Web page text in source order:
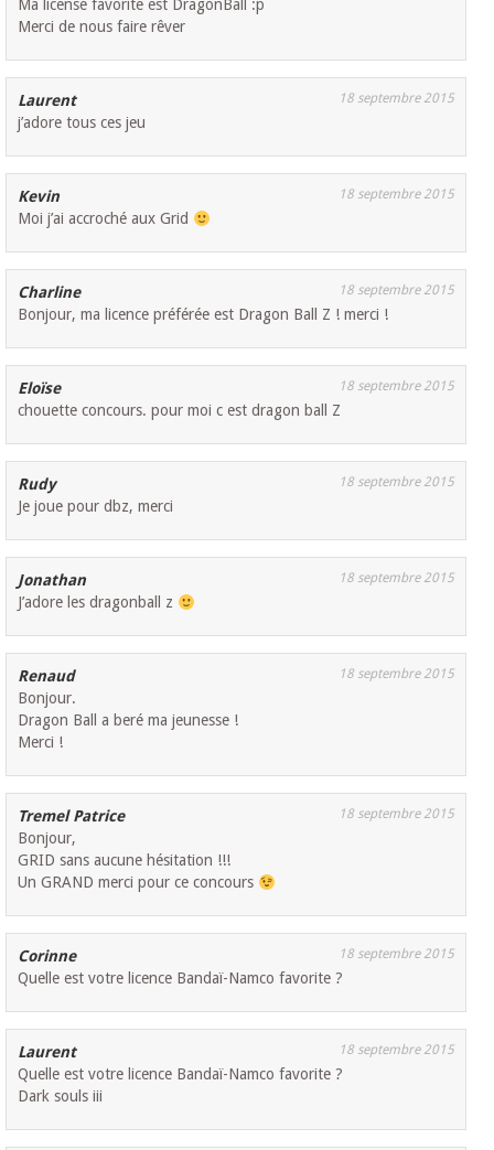
Ma license favorite est DragonBall :p
Merci de nous faire rêver
Laurent 18 septembre 2015
j’adore tous ces jeu
Kevin 18 septembre 2015
Moi j’ai accroché aux Grid
Charline 18 septembre 2015
Bonjour, ma licence préférée est Dragon Ball Z ! merci !
Eloïse 18 septembre 2015
chouette concours. pour moi c est dragon ball Z
Rudy 18 septembre 2015
Je joue pour dbz, merci
Jonathan 18 septembre 2015
J’adore les dragonball z
Renaud 18 septembre 2015
Bonjour.
Dragon Ball a beré ma jeunesse !
Merci !
Tremel Patrice 18 septembre 2015
Bonjour,
GRID sans aucune hésitation !!!
Un GRAND merci pour ce concours
Corinne 18 septembre 2015
Quelle est votre licence Bandaï-Namco favorite ?
Laurent 18 septembre 2015
Quelle est votre licence Bandaï-Namco favorite ?
Dark souls iii